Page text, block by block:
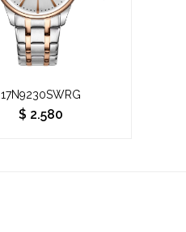
17N9230SWRG
$ 2.580